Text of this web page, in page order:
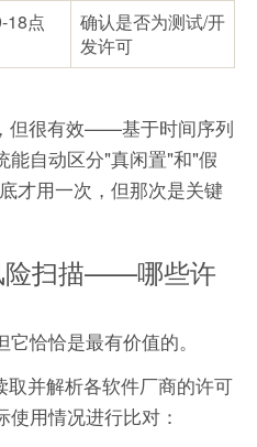
18点
确认是否为测试/开
发许可
但很有效——基于时间序列
能自动区分"真闲置"和"假
才用一次，但那次是关键
险扫描——哪些许
恰恰是最有价值的。
并解析各软件厂商的许可
用情况进行比对：